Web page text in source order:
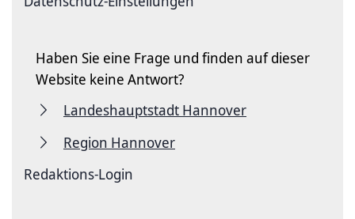
Haben Sie eine Frage und finden auf dieser
Website keine Antwort?
Landeshauptstadt Hannover
Region Hannover
Redaktions-Login